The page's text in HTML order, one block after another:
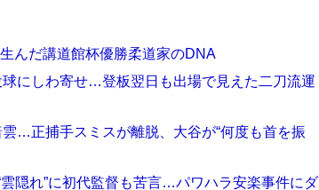
んだ講道館杯優勝柔道家のDNA
にしわ寄せ…登板翌日も出場で見えた二刀流運
…正捕手スミスが離脱、大谷が“何度も首を振
隠れ”に初代監督も苦言…パワハラ安楽事件にダ